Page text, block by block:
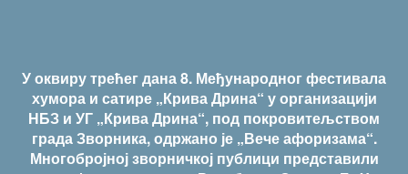
У оквиру трећег дана 8. Међународног фестивала
хумора и сатире „Крива Дрина“ у организацији
НБЗ и УГ „Крива Дрина“, под покровитељством
града Зворника, одржано је „Вече афоризама“.
Многобројној зворничкој публици представили